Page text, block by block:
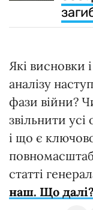
Які висновки
аналізу
фази війни?
звільнити усі
і що є
статті
наш. Що